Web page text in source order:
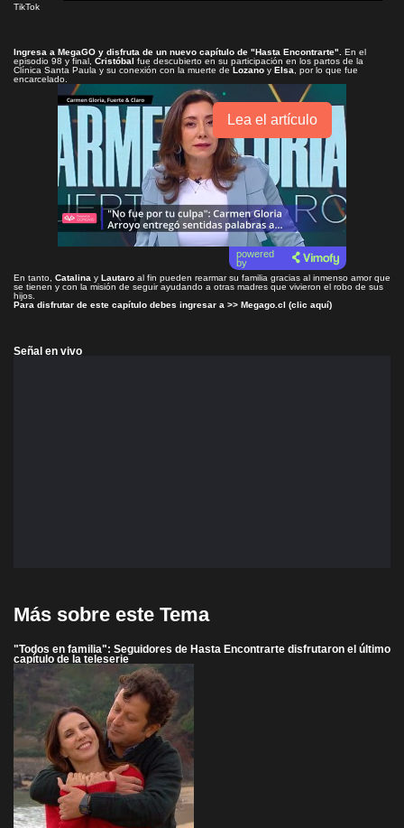
TikTok
Ingresa a MegaGO y disfruta de un nuevo capítulo de "Hasta Encontrarte"
En el
episodio 98 y final, Cristóbal fue descubierto en su participación en los partos de la
Clínica Santa Paula y su conexión con la muerte de Lozano y Elsa , por lo que fue
encarcelado.
Lea el artículo
powered
by
En tanto, Catalina y Lautaro al fin pueden rearmar su familia gracias al inmenso amor que
se tienen y con la misión de seguir ayudando a otras madres que vivieron el robo de sus
hijos.
Para disfrutar de este capítulo debes ingresar a >> Megago.cl (clic aquí)
Señal en vivo
Más sobre este Tema
"Todos en familia": Seguidores de Hasta Encontrarte disfrutaron el último
capítulo de la teleserie